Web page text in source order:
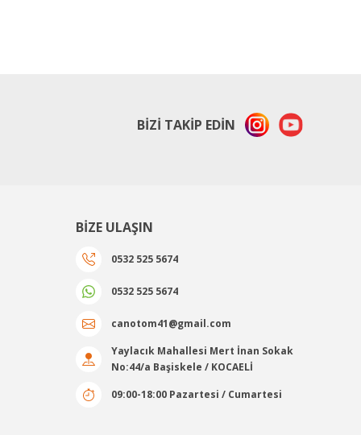
BİZİ TAKİP EDİN
BİZE ULAŞIN
0532 525 5674
0532 525 5674
canotom41@gmail.com
Yaylacık Mahallesi Mert İnan Sokak
No:44/a Başiskele / KOCAELİ
09:00-18:00 Pazartesi / Cumartesi